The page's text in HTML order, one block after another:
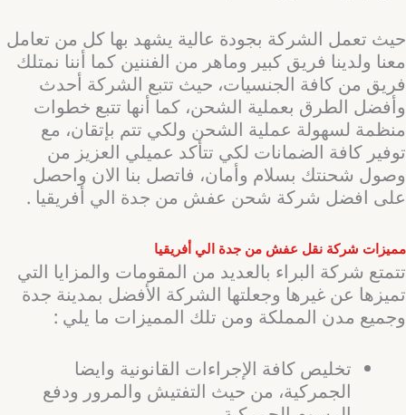
حيث تعمل الشركة بجودة عالية يشهد بها كل من تعامل
معنا ولدينا فريق كبير وماهر من الفننين كما أننا نمتلك
فريق من كافة الجنسيات، حيث تتبع الشركة أحدث
وأفضل الطرق بعملية الشحن، كما أنها تتبع خطوات
منظمة لسهولة عملية الشحن ولكي تتم بإتقان، مع
توفير كافة الضمانات لكي تتأكد عميلي العزيز من
وصول شحنتك بسلام وأمان، فاتصل بنا الان واحصل
على افضل شركة شحن عفش من جدة الي أفريقيا .
مميزات شركة نقل عفش من جدة الي أفريقيا
تتمتع شركة البراء بالعديد من المقومات والمزايا التي
تميزها عن غيرها وجعلتها الشركة الأفضل بمدينة جدة
وجميع مدن المملكة ومن تلك المميزات ما يلي :
تخليص كافة الإجراءات القانونية وايضا
الجمركية، من حيث التفتيش والمرور ودفع